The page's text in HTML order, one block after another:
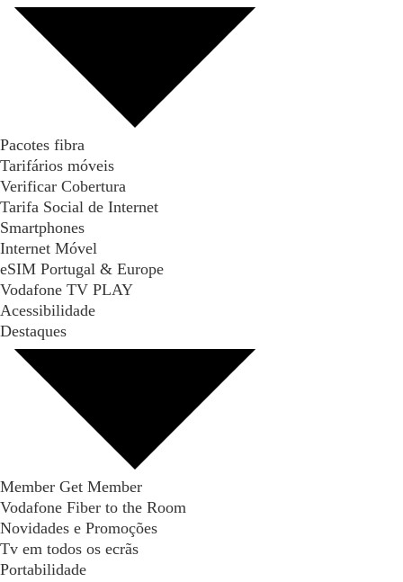
Pacotes fibra
Tarifários móveis
Verificar Cobertura
Tarifa Social de Internet
Smartphones
Internet Móvel
eSIM Portugal & Europe
Vodafone TV PLAY
Acessibilidade
Destaques
Member Get Member
Vodafone Fiber to the Room
Novidades e Promoções
Tv em todos os ecrãs
Portabilidade